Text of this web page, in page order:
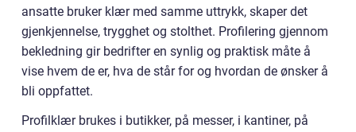
ansatte bruker klær med samme uttrykk, skaper det
gjenkjennelse, trygghet og stolthet. Profilering gjennom
bekledning gir bedrifter en synlig og praktisk måte å
vise hvem de er, hva de står for og hvordan de ønsker å
bli oppfattet.
Profilklær brukes i butikker, på messer, i kantiner, på